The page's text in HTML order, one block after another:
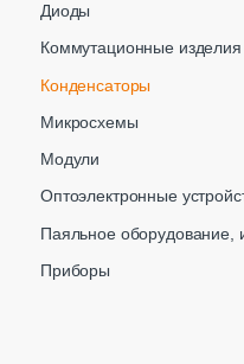
Диоды
Коммутационные изделия
Конденсаторы
Микросхемы
Модули
Оптоэлектронные
Паяльное оборудование,
Приборы